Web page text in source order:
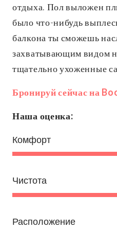
отдыха. Пол выложен
было что-нибудь
балкона ты сможешь
захватывающим видом
тщательно ухоженные
Бронируй сейчас на
Наша оценка:
Комфорт
Чистота
Расположение